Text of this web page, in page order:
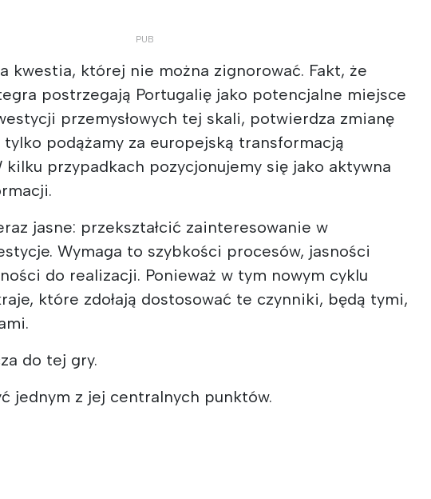
kwestia, której nie można zignorować. Fakt, że
postrzegają Portugalię jako potencjalne miejsce
przemysłowych tej skali, potwierdza zmianę
podążamy za europejską transformacją
kilku przypadkach pozycjonujemy się jako aktywna
jasne: przekształcić zainteresowanie w
Wymaga to szybkości procesów, jasności
do realizacji. Ponieważ w tym nowym cyklu
które zdołają dostosować te czynniki, będą tymi,
do tej gry.
jednym z jej centralnych punktów.